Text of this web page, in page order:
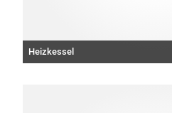
Heizkessel